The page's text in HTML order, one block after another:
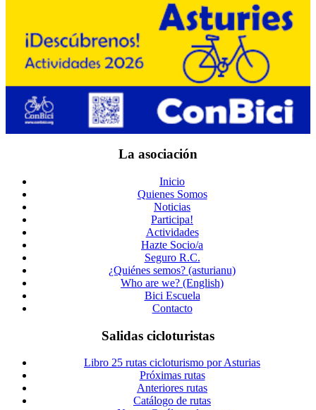
La asociación
Inicio
Quienes Somos
Noticias
Participa!
Actividades
Hazte Socio/a
Seguro R.C.
¿Quiénes semos? (asturianu)
Who are we? (English)
Bici Escuela
Contacto
Salidas cicloturistas
Libro 25 rutas cicloturismo por Asturias
Próximas rutas
Anteriores rutas
Catálogo de rutas